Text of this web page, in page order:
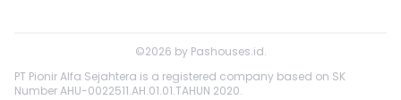
©2026 by Pashouses.id.
PT Pionir Alfa Sejahtera is a registered company based on SK
Number AHU-0022511.AH.01.01.TAHUN 2020.